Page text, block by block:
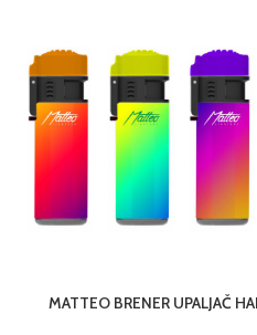
MATTEO BRENER UPALJAČ